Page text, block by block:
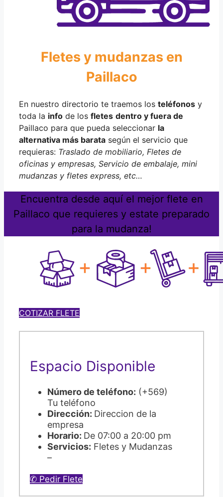
Fletes y mudanzas en
Paillaco
En nuestro directorio te traemos los teléfonos y
toda la info de los fletes dentro y fuera de
Paillaco para que pueda seleccionar la
alternativa más barata según el servicio que
requieras: Traslado de mobiliario, Fletes de
oficinas y empresas, Servicio de embalaje, mini
mudanzas y fletes express, etc…
Encuentra desde aquí el mejor flete en
Paillaco que requieres y estate preparado
para la mudanza!
COTIZAR FLETE
Espacio Disponible
Número de teléfono: (+569)
Tu teléfono
Dirección: Direccion de la
empresa
Horario: De 07:00 a 20:00 pm
Servicios: Fletes y Mudanzas
–
✆ Pedir Flete